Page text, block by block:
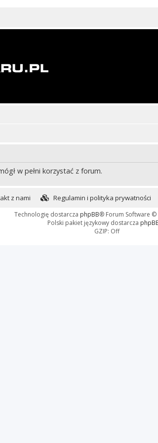
w pełni korzystać z forum.
Regulamin i polityka prywatności
z nami
Technologię dostarcza phpBB® Forum Software
Polski pakiet językowy dostarcza
GZIP: Off